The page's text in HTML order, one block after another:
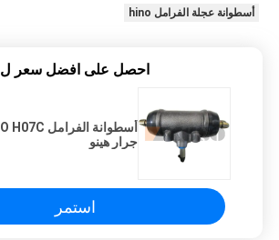
أسطوانة عجلة الفرامل hino
احصل على افضل سعر ل
جرار هينو
استمر